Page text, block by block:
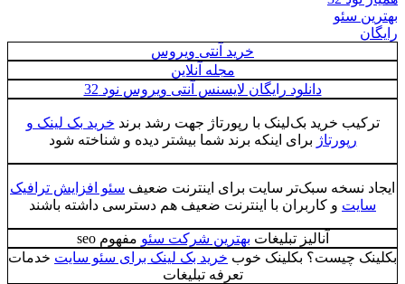
بهترین سئو
رایگان
خرید آنتی ویروس
مجله آنلاین
دانلود رایگان لایسنس آنتی ویروس نود 32
ترکیب خرید بک‌لینک با رپورتاژ جهت رشد برند خرید بک لینک و
رپورتاژ برای اینکه برند شما بیشتر دیده و شناخته شود
ایجاد نسخه سبک‌تر سایت برای اینترنت ضعیف سئو افزایش ترافیک
سایت و کاربران با اینترنت ضعیف هم دسترسی داشته باشند
آنالیز تبلیغات بهترین شرکت سئو مفهوم seo
بکلینک چیست؟ بکلینک خوب خرید بک لینک برای سئو سایت خدمات
تعرفه تبلیغات